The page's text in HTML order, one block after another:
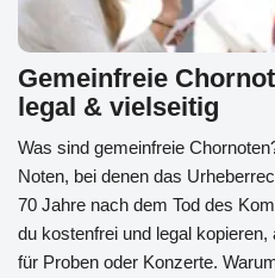
Gemeinfreie
legal & vielseitig
Was sind gemeinfreie
Noten, bei denen das
70 Jahre nach dem Tod des
du kostenfrei und legal
für Proben oder Konzerte.